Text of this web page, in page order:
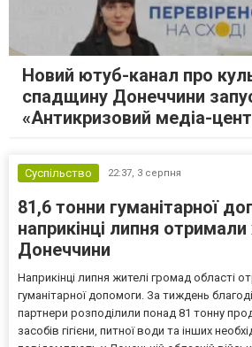
Новий ютуб-канал про
спадщину Донеччини
«Антикризовий медіа-
Суспільство 22:37, 3 серпня
81,6 тонни гуманітарної
наприкінці липня отримали
Донеччини
Наприкінці липня жителі громад області
гуманітарної допомоги. За тиждень
партнери розподілили понад 81 тонну
засобів гігієни, питної води та інших